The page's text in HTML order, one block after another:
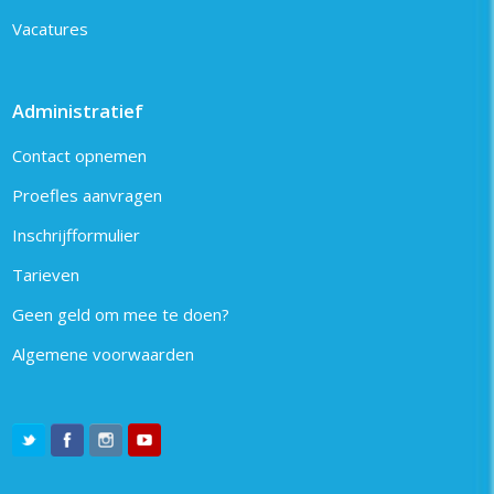
Vacatures
Administratief
Contact opnemen
Proefles aanvragen
Inschrijfformulier
Tarieven
Geen geld om mee te doen?
Algemene voorwaarden